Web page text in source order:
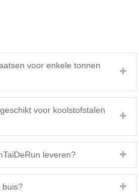
voor enkele tonnen
voor koolstofstalen
leveren?
buis?